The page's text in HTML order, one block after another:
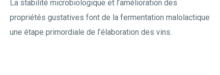
La stabilité microbiologique et l’amélioration des
propriétés gustatives font de la fermentation malolactique
une étape primordiale de l’élaboration des vins.